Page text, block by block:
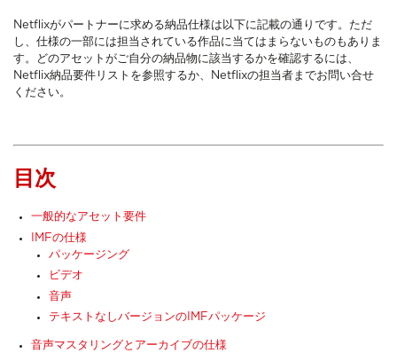
Netflixがパートナーに求める納品仕様は以下に記載の通りです。ただ
し、仕様の一部には担当されている作品に当てはまらないものもありま
す。どのアセットがご自分の納品物に該当するかを確認するには、
Netflix納品要件リストを参照するか、Netflixの担当者までお問い合せ
ください。
目次
一般的なアセット要件
IMFの仕様
パッケージング
ビデオ
音声
テキストなしバージョンのIMFパッケージ
音声マスタリングとアーカイブの仕様